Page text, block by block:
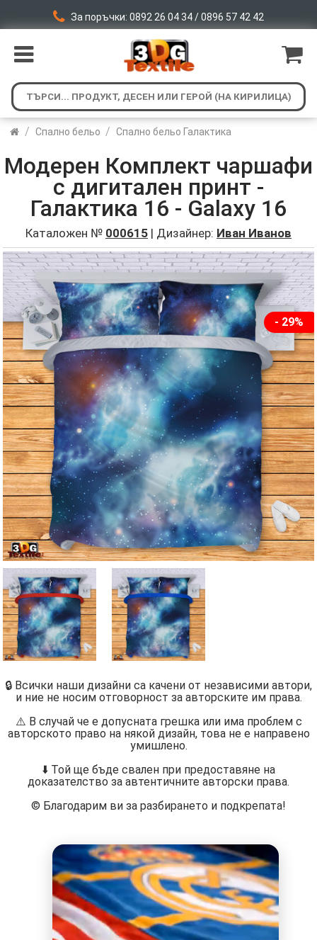
За поръчки: 0892 26 04 34 / 0896 57 42 42
/ Спално бельо / Спално бельо Галактика
Модерен Комплект чаршафи
с дигитален принт -
Галактика 16 - Galaxy 16
Каталожен № 000615 | Дизайнер: Иван Иванов
- 29%
🔒 Всички наши дизайни са качени от независими автори,
и ние не носим отговорност за авторските им права.
⚠️ В случай че е допусната грешка или има проблем с
авторското право на някой дизайн, това не е направено
умишлено.
⬇️ Той ще бъде свален при предоставяне на
доказателство за автентичните авторски права.
©️ Благодарим ви за разбирането и подкрепата!